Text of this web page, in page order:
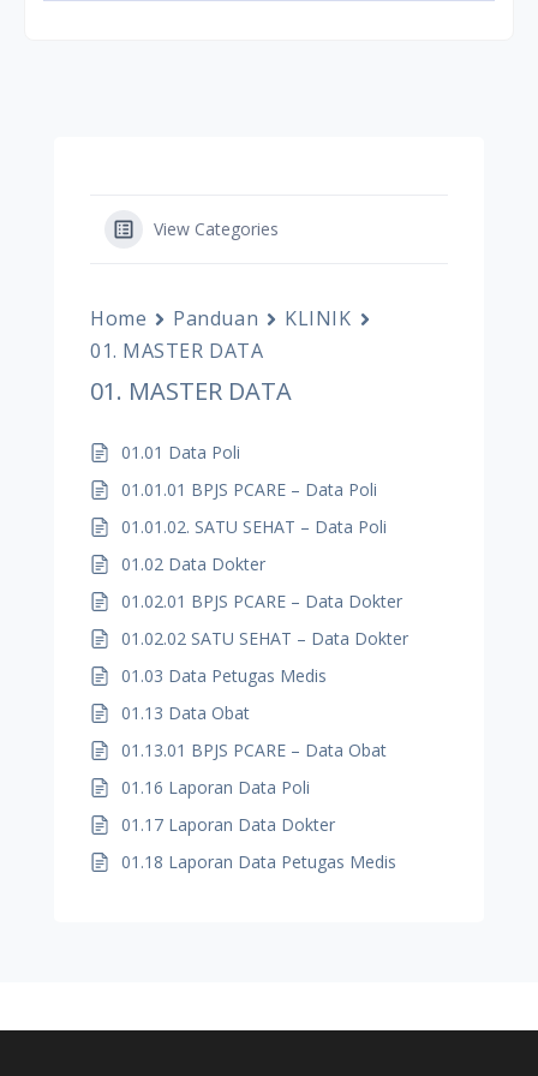
View Categories
Home Panduan
KLINIK
01. MASTER DATA
01. MASTER DATA
01.01 Data Poli
01.01.01 BPJS PCARE – Data Poli
01.01.02. SATU SEHAT – Data Poli
01.02 Data Dokter
01.02.01 BPJS PCARE – Data Dokter
01.02.02 SATU SEHAT – Data Dokter
01.03 Data Petugas Medis
01.13 Data Obat
01.13.01 BPJS PCARE – Data Obat
01.16 Laporan Data Poli
01.17 Laporan Data Dokter
01.18 Laporan Data Petugas Medis